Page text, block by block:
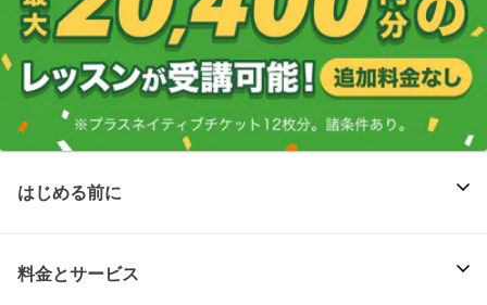
はじめる前に
料金とサービス